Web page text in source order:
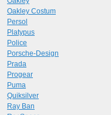
Oakley Costum
Persol
Platypus
Police
Porsche-Design
Prada
Progear
Puma
Quiksilver
Ray Ban